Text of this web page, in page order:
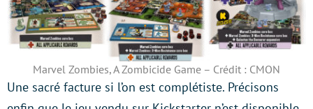
Marvel Zombies, A Zombicide Game – Crédit : CMON
Une sacré facture si l’on est complétiste. Précisons